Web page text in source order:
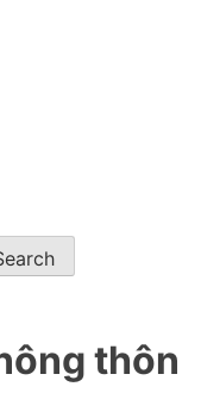
thôn